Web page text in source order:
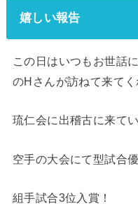
嬉しい報告
この日はいつもお世話
のHさんが訪ねて来てく
琉仁会に出稽古に来て
空手の大会にて型試合
組手試合3位入賞！